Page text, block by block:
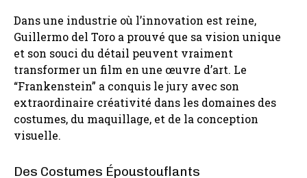
Dans une industrie où l’innovation est reine,
Guillermo del Toro a prouvé que sa vision unique
et son souci du détail peuvent vraiment
transformer un film en une œuvre d’art. Le
“Frankenstein” a conquis le jury avec son
extraordinaire créativité dans les domaines des
costumes, du maquillage, et de la conception
visuelle.
Des Costumes Époustouflants